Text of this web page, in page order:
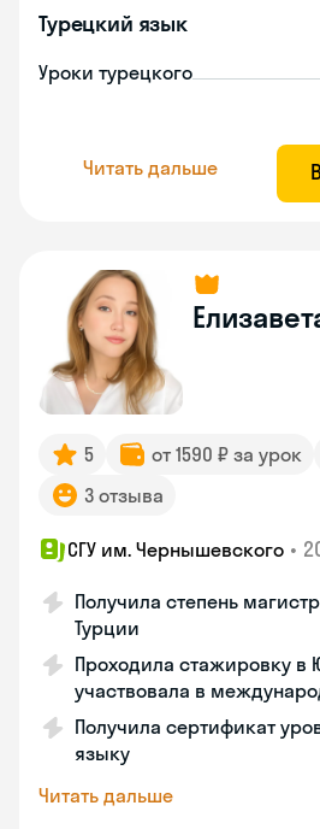
Турецкий язык
Уроки турецкого
Читать дальше
5 от 1590 ₽ за урок
3 отзыва
СГУ им. Чернышевского •
Получила степень
Турции
Проходила стажировку в
участвовала в
Получила сертификат
языку
Читать дальше